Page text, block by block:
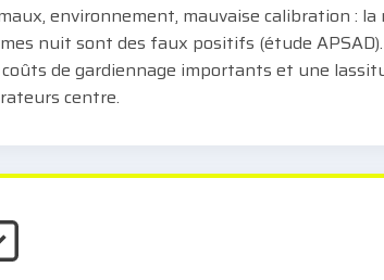
environnement, mauvaise calibration : la
nuit sont des faux positifs (étude
de gardiennage importants et une
centre.